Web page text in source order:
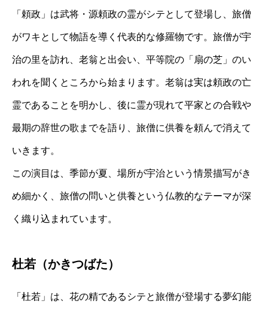
「頼政」は武将・源頼政の霊がシテとして登場し、旅僧
がワキとして物語を導く代表的な修羅物です。旅僧が宇
治の里を訪れ、老翁と出会い、平等院の「扇の芝」のい
われを聞くところから始まります。老翁は実は頼政の亡
霊であることを明かし、後に霊が現れて平家との合戦や
最期の辞世の歌までを語り、旅僧に供養を頼んで消えて
いきます。
この演目は、季節が夏、場所が宇治という情景描写がき
め細かく、旅僧の問いと供養という仏教的なテーマが深
く織り込まれています。
杜若（かきつばた）
「杜若」は、花の精であるシテと旅僧が登場する夢幻能